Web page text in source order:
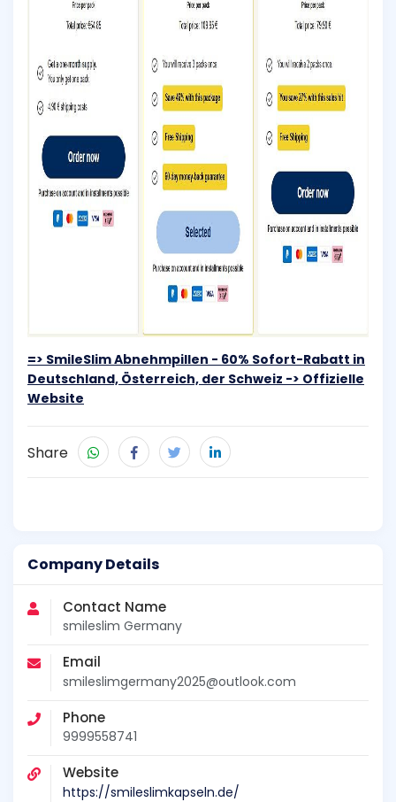
Company Details
Contact Name
smileslim Germany
Email
smileslimgermany2025@outlook.com
Phone
9999558741
Website
https://smileslimkapseln.de/
=> SmileSlim Abnehmpillen - 60% Sofort-Rabatt in
Deutschland, Österreich, der Schweiz -> Offizielle
Website
Share